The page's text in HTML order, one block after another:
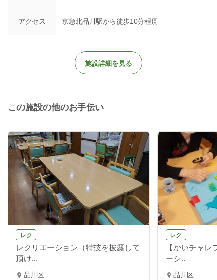
アクセス 京急北品川駅から徒歩10分程度
施設詳細を見る
この施設の他のお手伝い
レク
レクリエーション（特技を披露して
頂け...
品川区
レク
【かいチャ
ーシ...
品川区